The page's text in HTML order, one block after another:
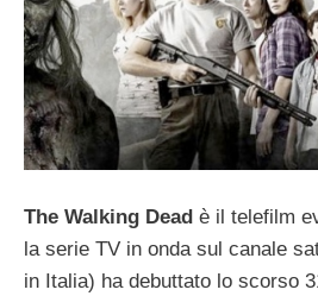
The Walking Dead è il telefilm
la serie TV in onda sul canale
in Italia) ha debuttato lo scorso